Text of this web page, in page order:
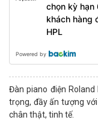
chọn kỳ hạn
khách hàng
HPL
Powered by
Đàn piano điện
trọng, đầy ấn tượng
chân thật, tinh tế.